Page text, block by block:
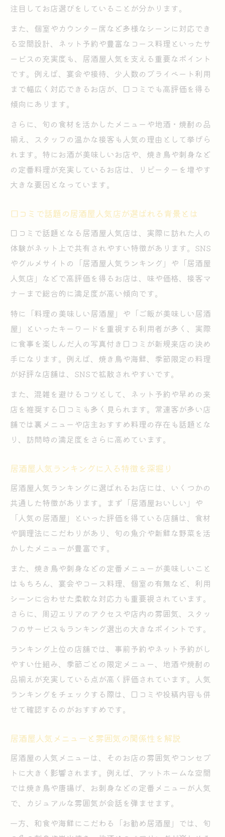
居酒屋の雰囲気が人気を左右する理由を紹
介
居酒屋人気はサービスと居心地の良さが決
め手
居酒屋人気店のおすすめポイントを実体験
で解説
人気居酒屋で外せない定番メニュー集
居酒屋人気メニューランキング上位の秘密
とは
居酒屋で愛される定番メニューの選び方ガ
イド
居酒屋人気を保つおすすめメニューの魅力
居酒屋定番メニューで外せない一品を徹底
紹介
居酒屋人気料理を一層楽しむコツを伝授し
ます
居酒屋の暗黙ルールをスマートに理解
居酒屋で人気を保つ暗黙ルールの基本を解
説
居酒屋人気スポットでのマナーと注意点ま
とめ
居酒屋人気を損なわない振る舞い方のポイ
ント
居酒屋で知っておきたい人気の暗黙ルール
集
居酒屋人気店でも役立つスマートな行動術
雰囲気抜群な居酒屋で楽しむコツ紹介
居酒屋人気店で雰囲気を満喫する楽しみ方
居酒屋人気ランキング店の楽しみ方を伝授
居酒屋で人気を集める雰囲気に注目した選
び方
居酒屋人気スポットで会話を弾ませるコツ
人気ランキング上位の居酒屋体験術
居酒屋人気ランキング上位店を楽しむ方法
居酒屋人気店で体験したいおすすめメニュ
ー
居酒屋人気の秘密を現地体験から紐解くコ
ツ
居酒屋人気ランキング活用でお店選びを成
功
居酒屋人気スポットで快適に過ごす秘訣紹
注目してお店選びをしていることが分かります。
また、個室やカウンター席など多様なシーンに対応でき
る空間設計、ネット予約や豊富なコース料理といったサ
ービスの充実度も、居酒屋人気を支える重要なポイント
です。例えば、宴会や接待、少人数のプライベート利用
まで幅広く対応できるお店が、口コミでも高評価を得る
傾向にあります。
さらに、旬の食材を活かしたメニューや地酒・焼酎の品
揃え、スタッフの温かな接客も人気の理由として挙げら
れます。特にお酒が美味しいお店や、焼き鳥や刺身など
の定番料理が充実しているお店は、リピーターを増やす
大きな要因となっています。
口コミで話題の居酒屋人気店が選ばれる背景とは
口コミで話題となる居酒屋人気店は、実際に訪れた人の
体験がネット上で共有されやすい特徴があります。SNS
やグルメサイトの「居酒屋人気ランキング」や「居酒屋
人気店」などで高評価を得るお店は、味や価格、接客マ
ナーまで総合的に満足度が高い傾向です。
特に「料理の美味しい居酒屋」や「ご飯が美味しい居酒
屋」といったキーワードを重視する利用者が多く、実際
に食事を楽しんだ人の写真付き口コミが新規来店の決め
手になります。例えば、焼き鳥や海鮮、季節限定の料理
が好評な店舗は、SNSで拡散されやすいです。
また、混雑を避けるコツとして、ネット予約や早めの来
店を推奨する口コミも多く見られます。常連客が多い店
舗では裏メニューや店主おすすめ料理の存在も話題とな
り、訪問時の満足度をさらに高めています。
居酒屋人気ランキングに入る特徴を深掘り
居酒屋人気ランキングに選ばれるお店には、いくつかの
共通した特徴があります。まず「居酒屋おいしい」や
「人気の居酒屋」といった評価を得ている店舗は、食材
や調理法にこだわりがあり、旬の魚介や新鮮な野菜を活
かしたメニューが豊富です。
また、焼き鳥や刺身などの定番メニューが美味しいこと
はもちろん、宴会やコース料理、個室の有無など、利用
シーンに合わせた柔軟な対応力も重要視されています。
さらに、周辺エリアのアクセスや店内の雰囲気、スタッ
フのサービスもランキング選出の大きなポイントです。
ランキング上位の店舗では、事前予約やネット予約がし
やすい仕組み、季節ごとの限定メニュー、地酒や焼酎の
品揃えが充実している点が高く評価されています。人気
ランキングをチェックする際は、口コミや投稿内容も併
せて確認するのがおすすめです。
居酒屋人気メニューと雰囲気の関係性を解説
居酒屋の人気メニューは、そのお店の雰囲気やコンセプ
トに大きく影響されます。例えば、アットホームな空間
では焼き鳥や唐揚げ、お刺身などの定番メニューが人気
で、カジュアルな雰囲気が会話を弾ませます。
一方、和食や海鮮にこだわる「お勧め居酒屋」では、旬